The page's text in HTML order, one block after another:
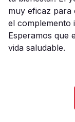
muy eficaz para
el complemento
Esperamos que
vida saludable.